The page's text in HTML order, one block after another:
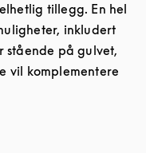
tillegg. En hel
inkludert
stående på gulvet,
vil komplementere